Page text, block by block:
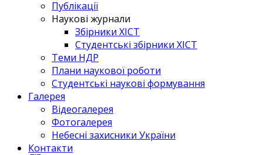
Публікації
Наукові журнали
Збірники ХІСТ
Студентські збірники ХІСТ
Теми НДР
Плани наукової роботи
Студентські наукові формування
Галерея
Відеогалерея
Фотогалерея
Небесні захисники України
Контакти